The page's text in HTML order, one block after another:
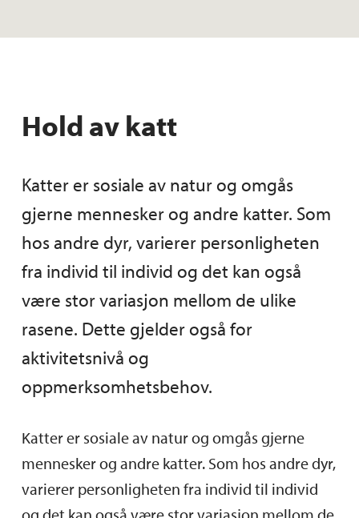
Hold av katt
Katter er sosiale av natur og omgås
gjerne mennesker og andre katter. Som
hos andre dyr, varierer personligheten
fra individ til individ og det kan også
være stor variasjon mellom de ulike
rasene. Dette gjelder også for
aktivitetsnivå og
oppmerksomhetsbehov.
Katter er sosiale av natur og omgås gjerne
mennesker og andre katter. Som hos andre dyr,
varierer personligheten fra individ til individ